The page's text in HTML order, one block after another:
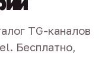
TG-каналов
Бесплатно,